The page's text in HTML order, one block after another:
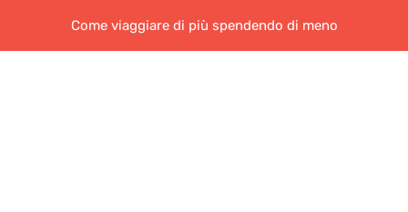
Come viaggiare di più spendendo di meno